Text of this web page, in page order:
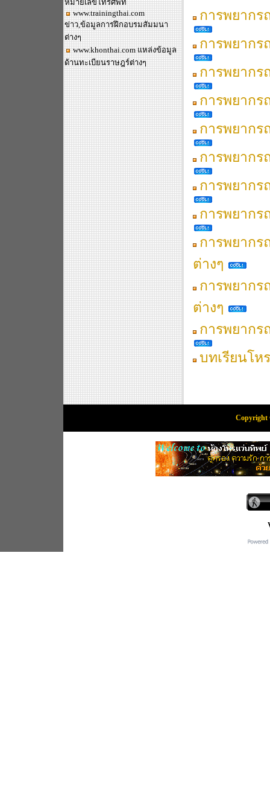
หมายเลขโทรศัพท์
www.trainingthai.com
ข่าว,ข้อมูลการฝึกอบรมสัมมนา
ต่างๆ
www.khonthai.comแหล่งข้อมูล
ด้านทะเบียนราษฎร์ต่างๆ
การพยาก
การพยาก
การพยาก
การพยาก
การพยาก
การพยาก
การพยาก
การพยาก
การพยาก
ต่างๆ
การพยาก
ต่างๆ
การพยาก
บทเรียนโห
Copyright